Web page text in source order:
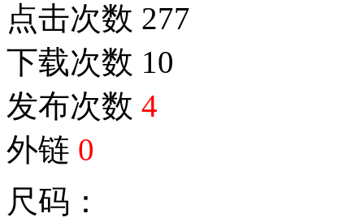
点击次数 277
下载次数 10
发布次数 4
外链 0
尺码：